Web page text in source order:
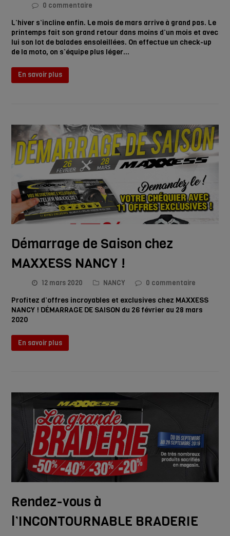
0 commentaire
L’hiver s’incline enfin. Le mois de mars arrive à grand pas. Le
printemps fait son grand retour dans moins d’un mois et avec
lui son lot de balades ensoleillées. On effectue un check-up
de la moto, on s’équipe plus léger…
En savoir plus
Démarrage de Saison chez
MAXXESS NANCY !
12 mars 2020 NANCY 0 commentaire
Profitez d’offres incroyables et exclusives chez MAXXESS
NANCY ! DÉMARRAGE DE SAISON du 26 février au 28 mars
2020
En savoir plus
Rendez-vous à
l’INCONTOURNABLE BRADERIE